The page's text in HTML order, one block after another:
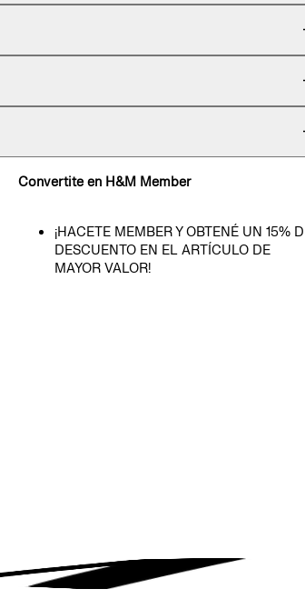
Convertite en H&M Member
¡HACETE MEMBER Y OBTENÉ UN 15%
DESCUENTO EN EL ARTÍCULO DE
MAYOR VALOR!